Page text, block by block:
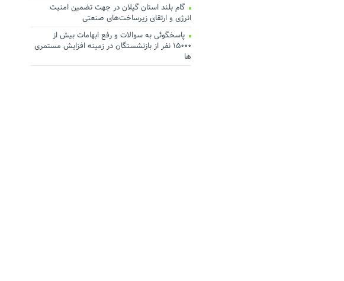
گام بلند استان گیلان در جهت تضمین امنیت
انرژی و ارتقای زیرساخت‌های صنعتی
پاسخگوئی به سوالات و رفع ابهامات بیش از
۱۵۰۰۰ نفر از بازنشستگان در زمینه افزایش مستمری
ها